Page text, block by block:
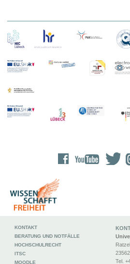
Tel.
KONTAKT
BERATUNG UND NOTFÄLLE
HOCHSCHULRECHT
ITSC
MOODLE